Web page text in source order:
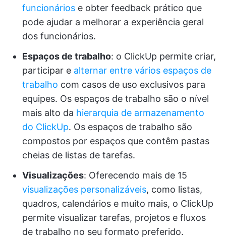
funcionários e obter feedback prático que
pode ajudar a melhorar a experiência geral
dos funcionários.
Espaços de trabalho: o ClickUp permite criar,
participar e alternar entre vários espaços de
trabalho com casos de uso exclusivos para
equipes. Os espaços de trabalho são o nível
mais alto da hierarquia de armazenamento
do ClickUp. Os espaços de trabalho são
compostos por espaços que contêm pastas
cheias de listas de tarefas.
Visualizações: Oferecendo mais de 15
visualizações personalizáveis, como listas,
quadros, calendários e muito mais, o ClickUp
permite visualizar tarefas, projetos e fluxos
de trabalho no seu formato preferido.